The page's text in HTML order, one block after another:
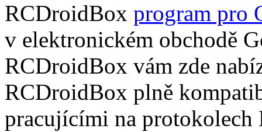
RCDroidBox program pro
v elektronickém obchodě
RCDroidBox vám zde
RCDroidBox plně
pracujícími na